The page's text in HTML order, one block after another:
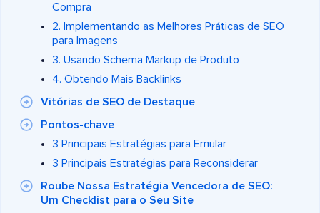
Compra
2. Implementando as Melhores Práticas de SEO
para Imagens
3. Usando Schema Markup de Produto
4. Obtendo Mais Backlinks
Vitórias de SEO de Destaque
Pontos-chave
3 Principais Estratégias para Emular
3 Principais Estratégias para Reconsiderar
Roube Nossa Estratégia Vencedora de SEO:
Um Checklist para o Seu Site